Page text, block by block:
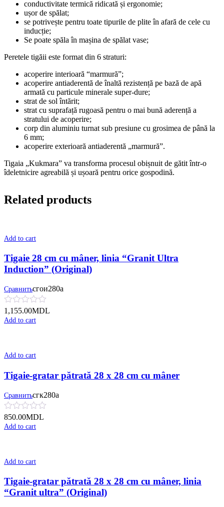
conductivitate termică ridicată și ergonomie;
ușor de spălat;
se potrivește pentru toate tipurile de plite în afară de cele cu
inducție;
Se poate spăla în mașina de spălat vase;
Peretele tigăii este format din 6 straturi:
acoperire interioară “marmură”;
acoperire antiaderentă de înaltă rezistență pe bază de apă
armată cu particule minerale super-dure;
strat de sol întărit;
strat cu suprafață rugoasă pentru o mai bună aderență a
stratului de acoperire;
corp din aluminiu turnat sub presiune cu grosimea de până la
6 mm;
acoperire exterioară antiaderentă „marmură”.
Tigaia „Kukmara” va transforma procesul obișnuit de gătit într-o
îdeletnicire agreabilă și ușoară pentru orice gospodină.
Related products
Add to cart
Tigaie 28 cm cu mâner, linia “Granit Ultra
Induction” (Original)
Сравнитьсгои280а
1,155.00MDL
Add to cart
Add to cart
Tigaie-gratar pătrată 28 x 28 cm cu mâner
Сравнитьсгк280а
850.00MDL
Add to cart
Add to cart
Tigaie-gratar pătrată 28 x 28 cm cu mâner, linia
“Granit ultra” (Original)